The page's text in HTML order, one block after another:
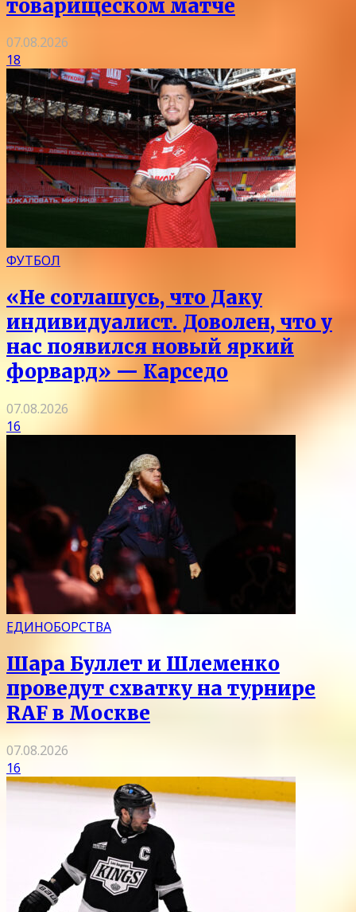
товарищеском матче
07.08.2026
18
ФУТБОЛ
«Не соглашусь, что Даку
индивидуалист. Доволен, что у
нас появился новый яркий
форвард» — Карседо
07.08.2026
16
ЕДИНОБОРСТВА
Шара Буллет и Шлеменко
проведут схватку на турнире
RAF в Москве
07.08.2026
16